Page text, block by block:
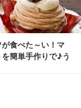
食べた～い！マ
簡単手作りで♪う